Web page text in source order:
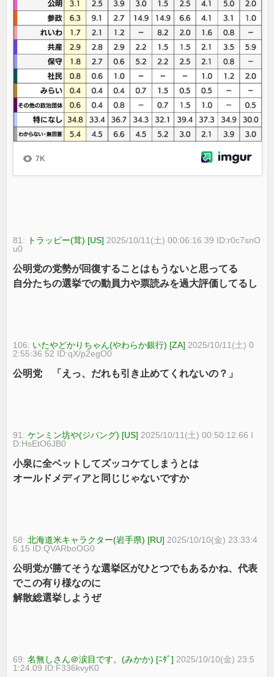
81: トラッピー(茸) [US] 2025/10/11(土) 00:06:16.39 ID:r0c7snO
u0
公明党の党勢が回復することはもうないと思ってる
自分たちの選挙での動員力や票読みを過大評価してるし
106: いたやどかりちゃん(やわらか銀行) [ZA] 2025/10/11(土) 0
2:55:36.52 ID:qX/p2egO0
公明党 「えっ、だれも引き止めてくれないの？」
91:ケンミン坊や(ジパング) [US] 2025/10/11(土) 00:50:12.66 I
D:HsEtO6JB0
小泉に全ベットしてズッコケてしまうとは
オールドメディアと同じじゃないですか
58:北海道米キャラクター(岩手県) [RU] 2025/10/10(金) 23:33:4
6.15 ID:QVARboOG0
公明党が勝てそうな選挙区がひとつでもあるかね、代表
でこの有り様なのに
解散総選挙しようぜ
69:名無しさん＠涙目です。(みかか) [ﾆﾀﾞ] 2025/10/10(金) 23:5
1:24.09 ID:F336kvyK0